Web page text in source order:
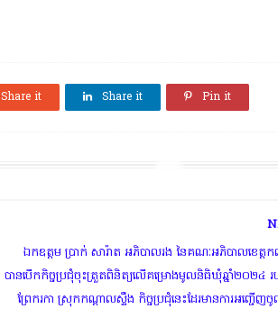
Share it Share it Pin it
ឯកឧត្តម ប្រាក់ សារ៉ាត អភិបាលរង នៃគណៈអភិបាលខេត្ត
បានបើកកិច្ចប្រជុំចុះត្រួតពិនិត្យលើគម្រោងមូលនិធិឃុំឆ្នាំ២០២៤
ព្រែករកា ស្រុកកណ្តាលស្ទឹង កិច្ចប្រជុំនេះដែរមានការអញ្ជើញ